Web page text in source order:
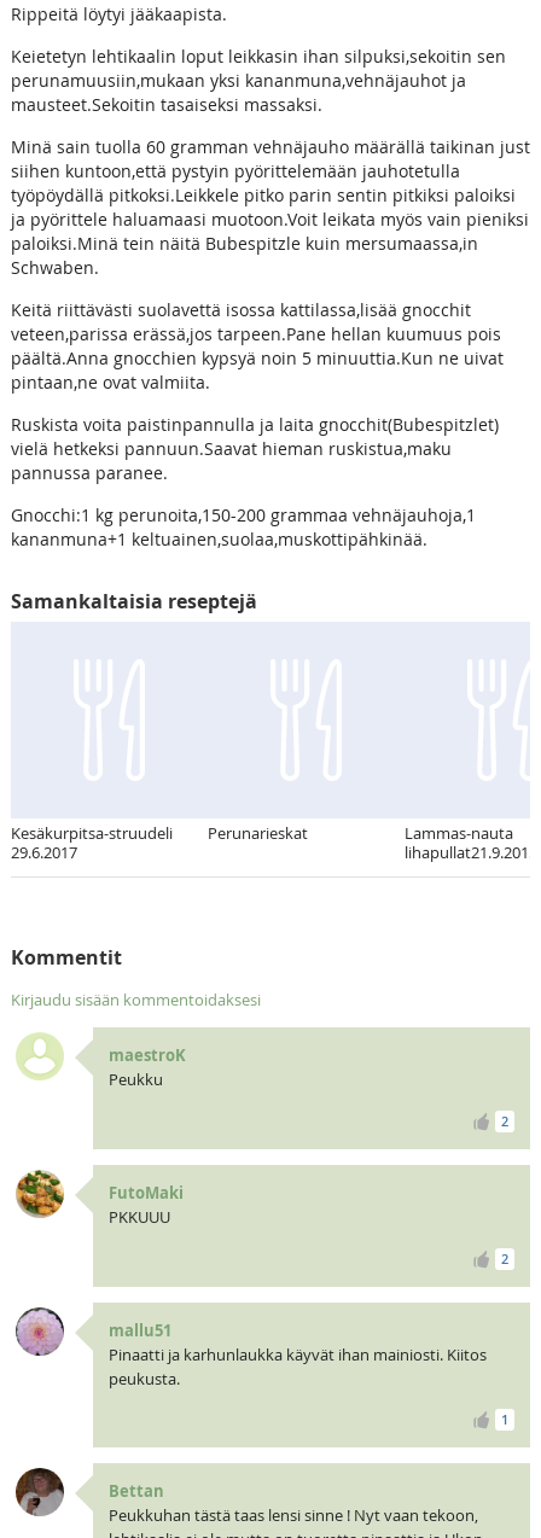
Rippeitä löytyi jääkaapista.
Keietetyn lehtikaalin loput leikkasin ihan silpuksi,sekoitin sen
perunamuusiin,mukaan yksi kananmuna,vehnäjauhot ja
mausteet.Sekoitin tasaiseksi massaksi.
Minä sain tuolla 60 gramman vehnäjauho määrällä taikinan just
siihen kuntoon,että pystyin pyörittelemään jauhotetulla
työpöydällä pitkoksi.Leikkele pitko parin sentin pitkiksi paloiksi
ja pyörittele haluamaasi muotoon.Voit leikata myös vain pieniksi
paloiksi.Minä tein näitä Bubespitzle kuin mersumaassa,in
Schwaben.
Keitä riittävästi suolavettä isossa kattilassa,lisää gnocchit
veteen,parissa erässä,jos tarpeen.Pane hellan kuumuus pois
päältä.Anna gnocchien kypsyä noin 5 minuuttia.Kun ne uivat
pintaan,ne ovat valmiita.
Ruskista voita paistinpannulla ja laita gnocchit(Bubespitzlet)
vielä hetkeksi pannuun.Saavat hieman ruskistua,maku
pannussa paranee.
Gnocchi:1 kg perunoita,150-200 grammaa vehnäjauhoja,1
kananmuna+1 keltuainen,suolaa,muskottipähkinää.
Samankaltaisia reseptejä
Kesäkurpitsa-struudeli
29.6.2017
Perunarieskat
Lammas-nauta
lihapullat21.9.2015
Kommentit
Kirjaudu sisään kommentoidaksesi
maestroK
Peukku
2
FutoMaki
PKKUUU
2
mallu51
Pinaatti ja karhunlaukka käyvät ihan mainiosti. Kiitos
peukusta.
1
Bettan
Peukkuhan tästä taas lensi sinne ! Nyt vaan tekoon,